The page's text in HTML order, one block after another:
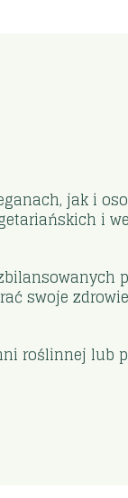
jak i
i
swoje
roślinnej lub